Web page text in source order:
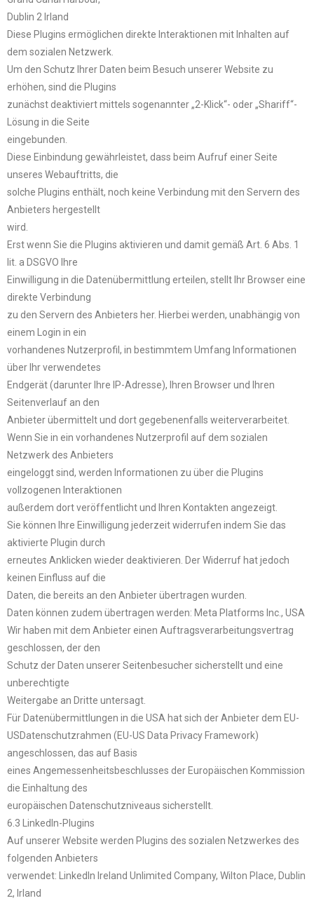
Dublin 2 Irland
Diese Plugins ermöglichen direkte Interaktionen mit Inhalten auf
dem sozialen Netzwerk.
Um den Schutz Ihrer Daten beim Besuch unserer Website zu
erhöhen, sind die Plugins
zunächst deaktiviert mittels sogenannter „2-Klick“- oder „Shariff“-
Lösung in die Seite
eingebunden.
Diese Einbindung gewährleistet, dass beim Aufruf einer Seite
unseres Webauftritts, die
solche Plugins enthält, noch keine Verbindung mit den Servern des
Anbieters hergestellt
wird.
Erst wenn Sie die Plugins aktivieren und damit gemäß Art. 6 Abs. 1
lit. a DSGVO Ihre
Einwilligung in die Datenübermittlung erteilen, stellt Ihr Browser eine
direkte Verbindung
zu den Servern des Anbieters her. Hierbei werden, unabhängig von
einem Login in ein
vorhandenes Nutzerprofil, in bestimmtem Umfang Informationen
über Ihr verwendetes
Endgerät (darunter Ihre IP-Adresse), Ihren Browser und Ihren
Seitenverlauf an den
Anbieter übermittelt und dort gegebenenfalls weiterverarbeitet.
Wenn Sie in ein vorhandenes Nutzerprofil auf dem sozialen
Netzwerk des Anbieters
eingeloggt sind, werden Informationen zu über die Plugins
vollzogenen Interaktionen
außerdem dort veröffentlicht und Ihren Kontakten angezeigt.
Sie können Ihre Einwilligung jederzeit widerrufen indem Sie das
aktivierte Plugin durch
erneutes Anklicken wieder deaktivieren. Der Widerruf hat jedoch
keinen Einfluss auf die
Daten, die bereits an den Anbieter übertragen wurden.
Daten können zudem übertragen werden: Meta Platforms Inc., USA
Wir haben mit dem Anbieter einen Auftragsverarbeitungsvertrag
geschlossen, der den
Schutz der Daten unserer Seitenbesucher sicherstellt und eine
unberechtigte
Weitergabe an Dritte untersagt.
Für Datenübermittlungen in die USA hat sich der Anbieter dem EU-
USDatenschutzrahmen (EU-US Data Privacy Framework)
angeschlossen, das auf Basis
eines Angemessenheitsbeschlusses der Europäischen Kommission
die Einhaltung des
europäischen Datenschutzniveaus sicherstellt.
6.3 LinkedIn-Plugins
Auf unserer Website werden Plugins des sozialen Netzwerkes des
folgenden Anbieters
verwendet: LinkedIn Ireland Unlimited Company, Wilton Place, Dublin
2, Irland